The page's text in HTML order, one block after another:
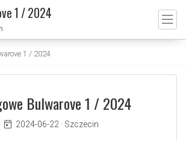
1 / 2024
1 / 2024
Bulwarove 1 / 2024
2024-06-22 · Szczecin